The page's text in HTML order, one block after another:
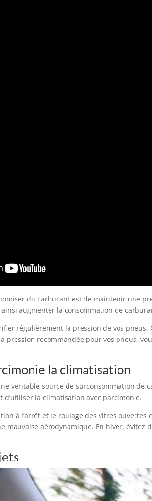
du carburant est de maintenir une
augmenter la consommation de
régulièrement la pression de vos
pression recommandée pour vos pneus,
la climatisation
véritable source de surconsommation
d’utiliser la climatisation avec parcimonie.
à l’arrêt et le roulage des vitres
mauvaise aérodynamique. En hiver,